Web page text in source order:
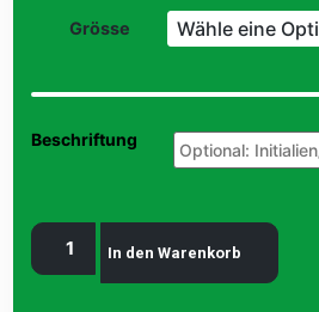
Grösse
Beschriftung
In den Warenkorb